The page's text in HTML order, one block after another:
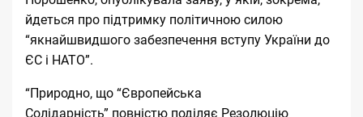
йдеться про підтримку політичною силою
“якнайшвидшого забезпечення вступу України до
ЄС і НАТО”.
“Природно, що “Європейська
Солідарність” повністю поділяє Резолюцію